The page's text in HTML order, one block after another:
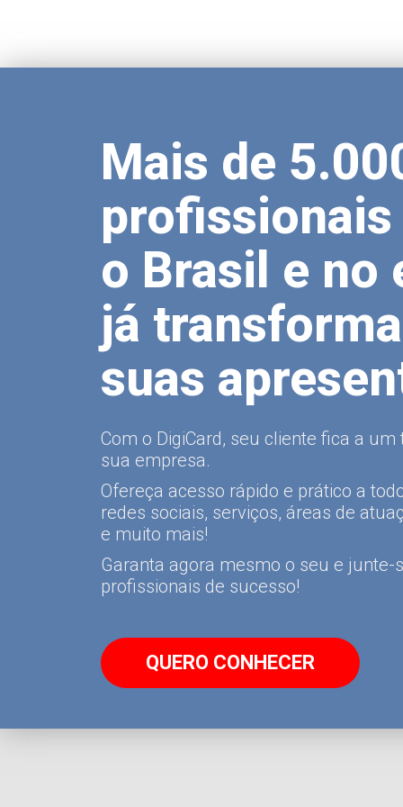
Mais de
o Brasil e no
já
suas
Com o DigiCard, seu cliente fica a
sua empresa.
Ofereça acesso rápido e prático a
redes sociais, serviços, áreas de
e muito mais!
Garanta agora mesmo o seu e junte-
profissionais de sucesso!
QUERO CONHECER